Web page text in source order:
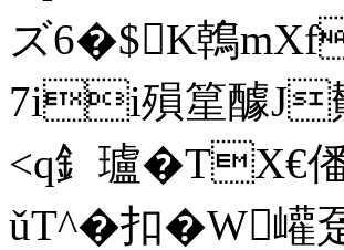
ズ6�$K鶾
7ii殞篂醵
<q釒瓐�TX€
ǔT^�扣�W